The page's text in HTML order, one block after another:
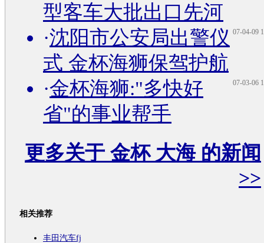
型客车大批出口先河
07-04-09
·沈阳市公安局出警仪
式 金杯海狮保驾护航
07-03-06
·金杯海狮:"多快好
省"的事业帮手
更多关于 金杯 大海的新闻
>>
相关推荐
丰田汽车fj